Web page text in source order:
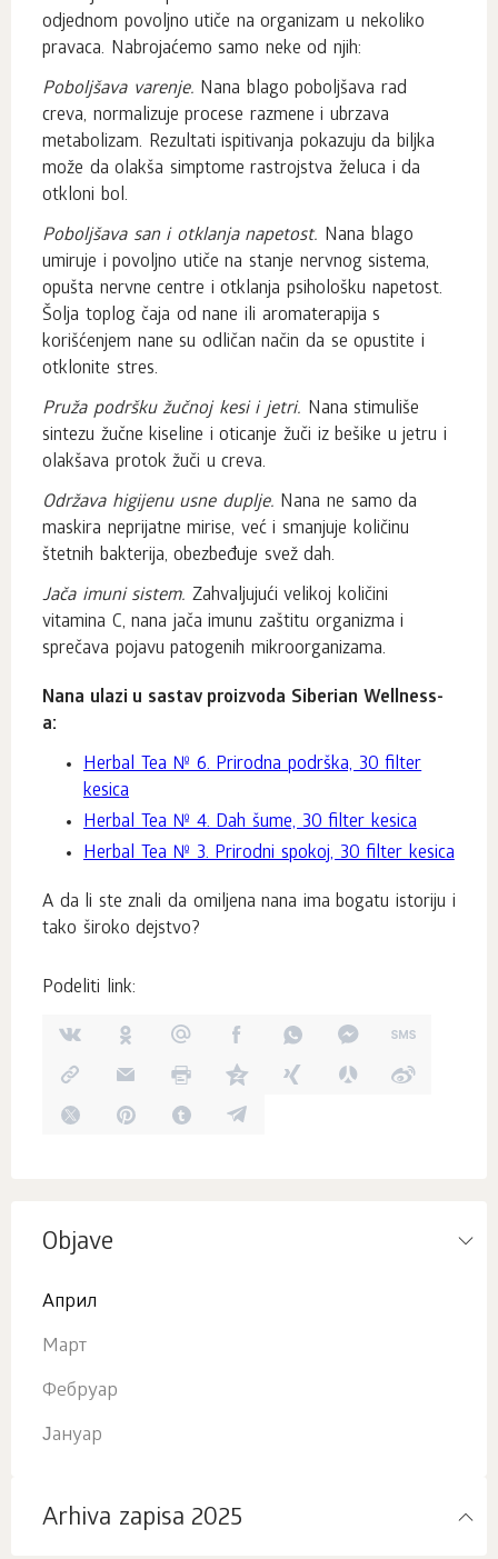
odjednom povoljno utiče na organizam u nekoliko
pravaca. Nabrojaćemo samo neke od njih:
Poboljšava varenje. Nana blago poboljšava rad
creva, normalizuje procese razmene i ubrzava
metabolizam. Rezultati ispitivanja pokazuju da biljka
može da olakša simptome rastrojstva želuca i da
otkloni bol.
Poboljšava san i otklanja napetost. Nana blago
umiruje i povoljno utiče na stanje nervnog sistema,
opušta nervne centre i otklanja psihološku napetost.
Šolja toplog čaja od nane ili aromaterapija s
korišćenjem nane su odličan način da se opustite i
otklonite stres.
Pruža podršku žučnoj kesi i jetri. Nana stimuliše
sintezu žučne kiseline i oticanje žuči iz bešike u jetru i
olakšava protok žuči u creva.
Održava higijenu usne duplje. Nana ne samo da
maskira neprijatne mirise, već i smanjuje količinu
štetnih bakterija, obezbeđuje svež dah.
Jača imuni sistem. Zahvaljujući velikoj količini
vitamina C, nana jača imunu zaštitu organizma i
sprečava pojavu patogenih mikroorganizama.
Nana ulazi u sastav proizvoda Siberian Wellness-
a:
Herbal Tea № 6. Prirodna podrška, 30 filter
kesica
Herbal Tea № 4. Dah šume, 30 filter kesica
Herbal Tea № 3. Prirodni spokoj, 30 filter kesica
A da li ste znali da omiljena nana ima bogatu istoriju i
tako široko dejstvo?
Podeliti link:
Objave
Април
Март
Фебруар
Јануар
Arhiva zapisa 2025